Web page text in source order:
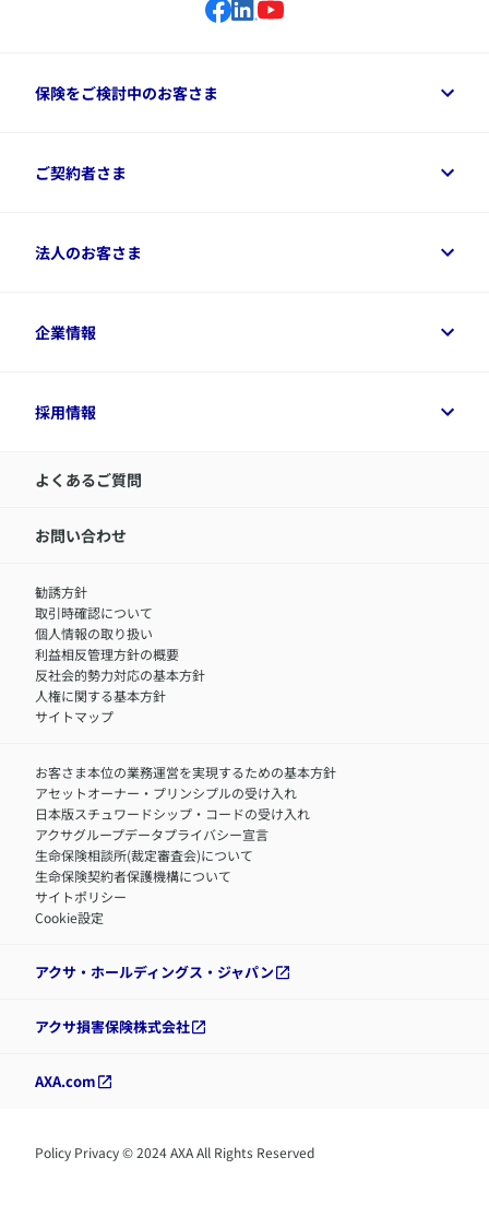
保険をご検討中のお客さま
保険をご検討中のお客さまトップ
資料請求
変額保険各種情報
ご契約者さま
ご契約者さまトップ
デジタル約款
令和8年（2026年）分の生命保険料控除証明書について
アクサのネット完結保険（旧アクサダイレクト生命）
法人のお客さま
法人のお客さまトップ
経営者サポートサービス
企業情報
企業情報トップ
アクサ生命が選ばれる理由
IR情報
サステナビリティの取り組み
​お客さまを金融犯罪からお守りするために
アクサグループについて
採用情報
採用情報トップ
中途採用：内勤正社員
職）
中途採用：フィナンシャルプラン・アドバイザー（営業職）
障害者採用
よくあるご質問
お問い合わせ
勧誘方針
取引時確認について
個人情報の取り扱い
利益相反管理方針の概要
反社会的勢力対応の基本方針
人権に関する基本方針
サイトマップ
お客さま本位の業務運営を実現するための基本方針
アセットオーナー・プリンシプルの受け入れ
日本版スチュワードシップ・コードの受け入れ
アクサグループデータプライバシー宣言
生命保険相談所(裁定審査会)について
生命保険契約者保護機構について
サイトポリシー
Cookie設定
アクサ・ホールディングス・ジャパン
アクサ損害保険株式会社
AXA.com
Policy Privacy © 2024 AXA All Rights Reserved